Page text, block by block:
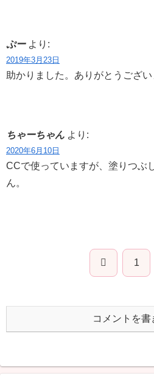
ぷー より:
2019年3月23日
助かりました。ありがとうござい
ちゃーちゃん より:
2020年6月10日
CCで使っていますが、塗りつぶ
ん。
前 1
コメントを書